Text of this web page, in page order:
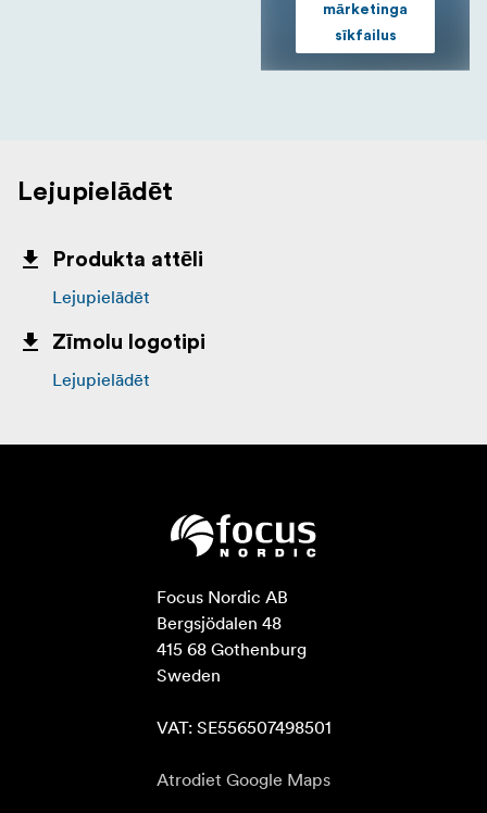
mārketinga
sīkfailus
Lejupielādēt
Produkta attēli
Lejupielādēt
Zīmolu logotipi
Lejupielādēt
Focus Nordic AB
Bergsjödalen 48
415 68 Gothenburg
Sweden
VAT: SE556507498501
Atrodiet Google Maps